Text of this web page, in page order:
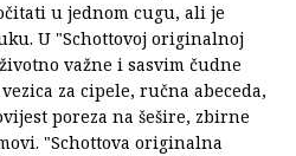
u jednom cugu, ali je
U "Schottovoj originalnoj
važne i sasvim čudne
za cipele, ručna abeceda,
poreza na šešire, zbirne
"Schottova originalna